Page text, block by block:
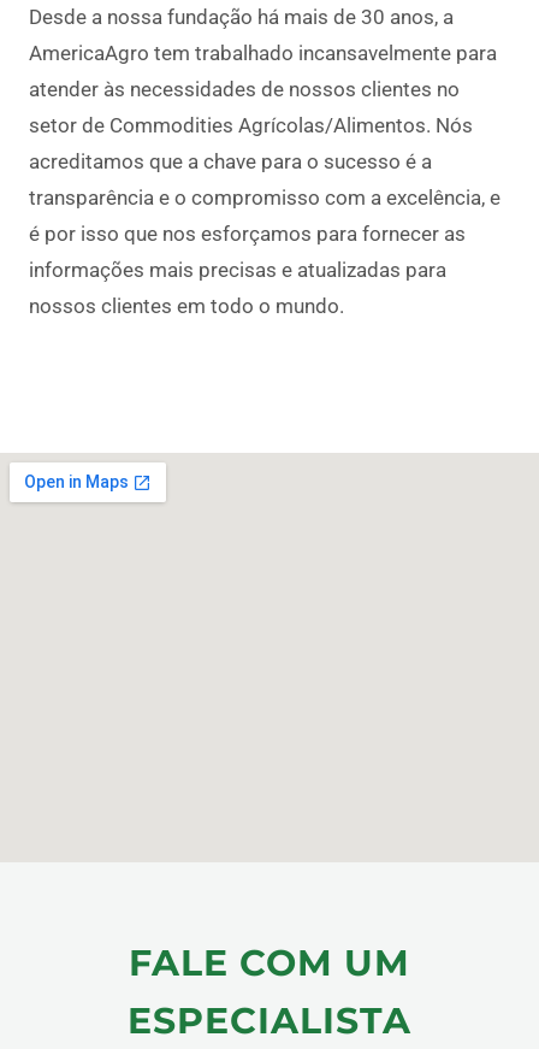
Desde a nossa fundação há mais de 30 anos, a
AmericaAgro tem trabalhado incansavelmente para
atender às necessidades de nossos clientes no
setor de Commodities Agrícolas/Alimentos. Nós
acreditamos que a chave para o sucesso é a
transparência e o compromisso com a excelência, e
é por isso que nos esforçamos para fornecer as
informações mais precisas e atualizadas para
nossos clientes em todo o mundo.
FALE COM UM
ESPECIALISTA